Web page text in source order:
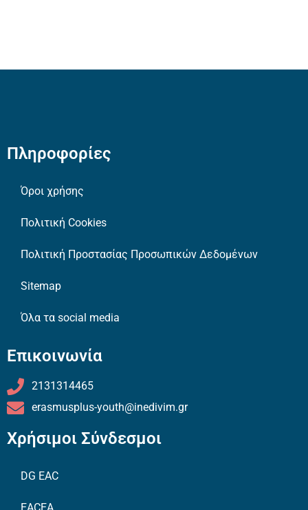
Πληροφορίες
Όροι χρήσης
Πολιτική Cookies
Πολιτική Προστασίας Προσωπικών Δεδομένων
Sitemap
Όλα τα social media
Επικοινωνία
2131314465
erasmusplus-youth@inedivim.gr
Χρήσιμοι Σύνδεσμοι
DG EAC